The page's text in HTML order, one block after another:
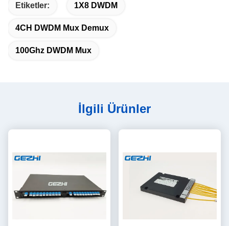
Etiketler: 1X8 DWDM
4CH DWDM Mux Demux
100Ghz DWDM Mux
İlgili Ürünler